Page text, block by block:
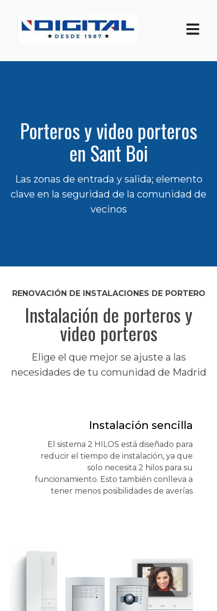
Open
Porteros y video porteros
en Sant Boi
Las zonas de entrada y salida; elemento
clave en la seguridad de la comunidad de
vecinos
RENOVACIÓN DE INSTALACIONES DE PORTERO
Instalación de porteros y
video porteros
Elige el que mejor se ajuste a las
necesidades de tu comunidad de Madrid
Instalación sencilla
El sistema 2 HILOS está diseñado para
reducir el tiempo de instalación, ya que
solo necesita 2 hilos para su
funcionamiento. Esto también conlleva a
tener menos posibilidades de averías